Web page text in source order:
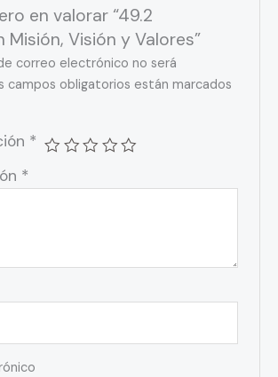
en valorar “49.2
Misión, Visión y Valores”
correo electrónico no será
campos obligatorios están marcados
*
*